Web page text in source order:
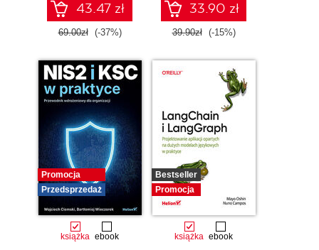
43.47 zł
69.00zł (-37%)
33.90 zł
39.90zł (-15%)
Promocja
Przedsprzedaż
książka ebook
Bestseller
Promocja
książka ebook